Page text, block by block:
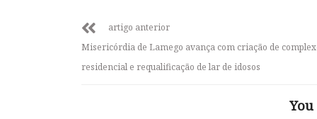
artigo anterior
Misericórdia de Lamego avança com criação de
residencial e requalificação de lar de idosos